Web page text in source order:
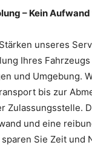
– Kein
unseres
Ihres
und Umgebung.
bis zur
Zulassungsstelle.
und eine
Sie Zeit und